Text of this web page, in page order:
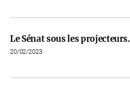
Le Sénat sous les projecteurs.
20/02/2023